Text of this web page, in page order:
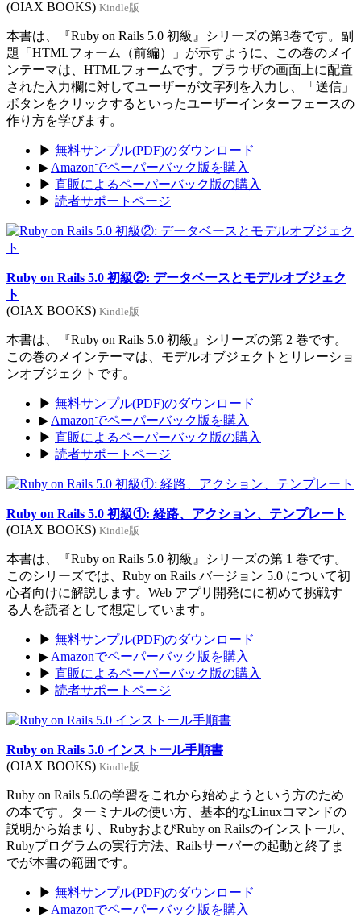
(OIAX BOOKS) Kindle版
本書は、『Ruby on Rails 5.0 初級』シリーズの第3巻です。副
題「HTMLフォーム（前編）」が示すように、この巻のメイ
ンテーマは、HTMLフォームです。ブラウザの画面上に配置
された入力欄に対してユーザーが文字列を入力し、「送信」
ボタンをクリックするといったユーザーインターフェースの
作り方を学びます。
▶ 無料サンプル(PDF)のダウンロード
▶ Amazonでペーパーバック版を購入
▶ 直販によるペーパーバック版の購入
▶ 読者サポートページ
Ruby on Rails 5.0 初級②: データベースとモデルオブジェク
ト
(OIAX BOOKS) Kindle版
本書は、『Ruby on Rails 5.0 初級』シリーズの第 2 巻です。
この巻のメインテーマは、モデルオブジェクトとリレーショ
ンオブジェクトです。
▶ 無料サンプル(PDF)のダウンロード
▶ Amazonでペーパーバック版を購入
▶ 直販によるペーパーバック版の購入
▶ 読者サポートページ
Ruby on Rails 5.0 初級①: 経路、アクション、テンプレート
(OIAX BOOKS) Kindle版
本書は、『Ruby on Rails 5.0 初級』シリーズの第 1 巻です。
このシリーズでは、Ruby on Rails バージョン 5.0 について初
心者向けに解説します。Web アプリ開発にに初めて挑戦す
る人を読者として想定しています。
▶ 無料サンプル(PDF)のダウンロード
▶ Amazonでペーパーバック版を購入
▶ 直販によるペーパーバック版の購入
▶ 読者サポートページ
Ruby on Rails 5.0 インストール手順書
(OIAX BOOKS) Kindle版
Ruby on Rails 5.0の学習をこれから始めようという方のため
の本です。ターミナルの使い方、基本的なLinuxコマンドの
説明から始まり、RubyおよびRuby on Railsのインストール、
Rubyプログラムの実行方法、Railsサーバーの起動と終了ま
でが本書の範囲です。
▶ 無料サンプル(PDF)のダウンロード
▶ Amazonでペーパーバック版を購入